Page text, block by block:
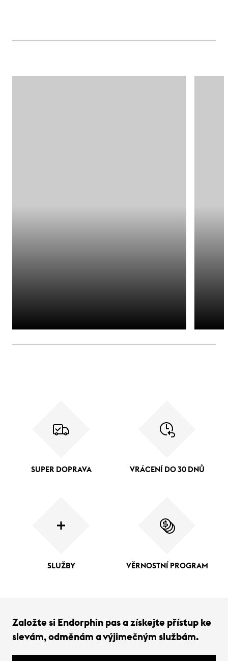
SUPER DOPRAVA VRÁCENÍ DO 30 DNŮ
SLUŽBY VĚRNOSTNÍ PROGRAM
Založte si Endorphin pas a získejte přístup ke
slevám, odměnám a výjimečným službám.